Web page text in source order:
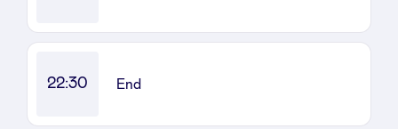
22:30 End